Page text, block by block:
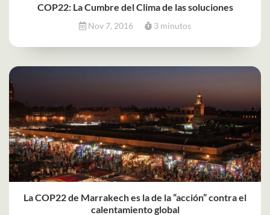
COP22: La Cumbre del Clima de las soluciones
Nov 7, 2016 3 minutos
La COP22 de Marrakech es la de la “acción” contra el
calentamiento global